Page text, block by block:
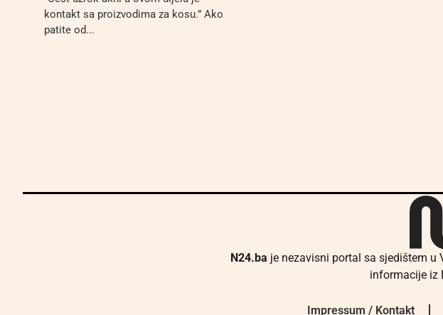
kontakt sa proizvodima za kosu.” Ako
patite od...
N24.ba je nezavisni portal sa sjedištem u
informacije iz
Impressum / Kontakt